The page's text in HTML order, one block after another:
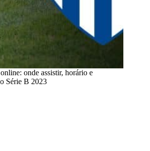
onde assistir, horário e
Série B 2023